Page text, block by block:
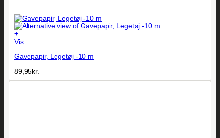
+
Vis
Gavepapir, Legetøj -10 m
89,95kr.